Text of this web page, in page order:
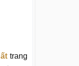
trang